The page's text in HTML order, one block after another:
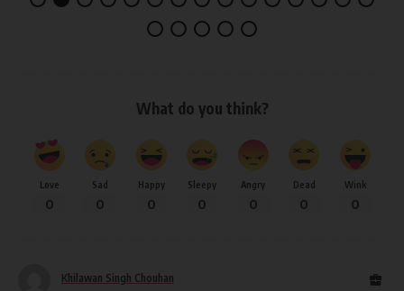
What do you think?
Love
0
Sad
0
Happy
0
Sleepy
0
Angry
0
Dead
0
Wink
0
Khilawan Singh Chouhan